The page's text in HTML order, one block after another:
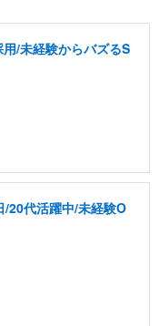
用/未経験からバズるS
/20代活躍中/未経験O